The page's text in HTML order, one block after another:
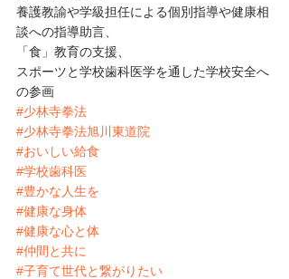
養護教諭や学級担任による個別指導や健康相
談への指導助言、
「食」教育の支援、
スポーツと学校歯科医学を通した学校安全へ
の参画
#少林寺拳法
#少林寺拳法旭川東道院
#おいしい給食
#学校歯科医
#豊かな人生を
#健康な身体
#健康な心と体
#仲間と共に
#子育て世代と繋がりたい